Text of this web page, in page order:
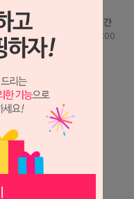
고객센터 운영시간
평일 09:00 - 18:00
이용약관